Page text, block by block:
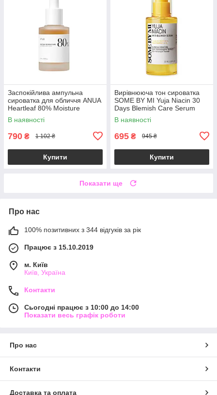
Заспокійлива ампульна
сироватка для обличчя ANUA
Heartleaf 80% Moisture
Soothing Ampoule 30ml
В наявності
790 ₴ 1 102 ₴
Купити
Вирівнююча тон сироватка
SOME BY MI Yuja Niacin 30
Days Blemish Care Serum
50ml (ДО: 05.02.2027)
В наявності
695 ₴ 945 ₴
Купити
Показати ще
Про нас
100% позитивних з 344 відгуків за рік
Працює з 15.10.2019
м. Київ
Київ, Україна
Контакти
Сьогодні працює з 10:00 до 14:00
Показати весь графік роботи
Про нас
Контакти
Доставка та оплата